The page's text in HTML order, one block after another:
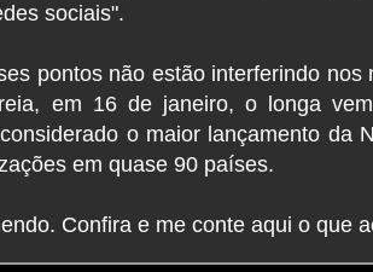
sociais".
pontos não estão interferindo nos
em 16 de janeiro, o longa
o maior lançamento da
em quase 90 países.
Confira e me conte aqui o que